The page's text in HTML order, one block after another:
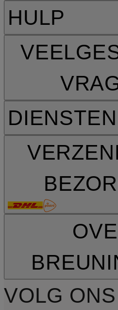
HULP
DIENSTEN
VOLG ONS